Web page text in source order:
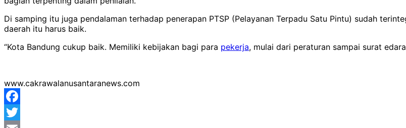
Di samping itu juga pendalaman terhadap penerapan PTSP (Pelayanan Terpadu Satu Pintu) sudah
daerah itu harus baik.
“Kota Bandung cukup baik. Memiliki kebijakan bagi para pekerja, mulai dari peraturan sampai surat
www.cakrawalanusantaranews.com
Facebook